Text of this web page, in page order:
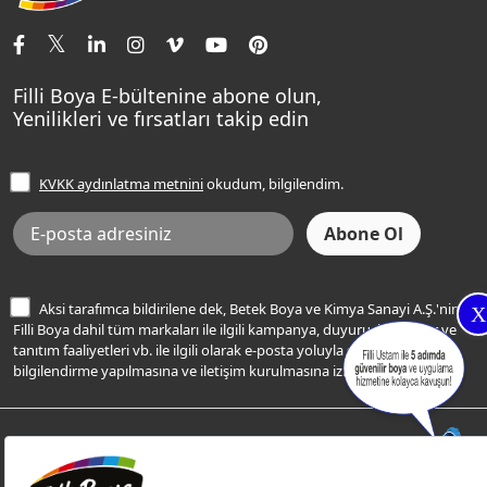
X
Tavan Boyaları
Ev Bakım ve Hobi Boyaları
Yatak Odası Renkleri
Sentomaxx Sentetik Boya
Sentomaxx İpeksi Mat
Momento Life
Şampanya Rengi
Açık Mavi Rengi
Frezya Rengi
İletişim Bilgilerimiz
Renk Danışma
Filli Ustam
Sıkça Sorulan Sorular
Ücretsiz Yalıtım Keşif Hizmeti
Bilgi Toplumu Hizmetleri
İnternet Sitesi Kullanım Koşulları
KVKK Talep Formu
KVKK Aydınlatma Metni
Filli Boya E-bültenine abone olun,
Yenilikleri ve fırsatları takip edin
KVKK aydınlatma metniniokudum, bilgilendim.
Aksi tarafımca bildirilene dek, Betek Boya ve Kimya Sanayi A.Ş.'nin
Filli Boya dahil tüm markaları ile ilgili kampanya, duyuru, hizmetler ve
tanıtım faaliyetleri vb. ile ilgili olarak e-posta yoluyla şahsıma
bilgilendirme yapılmasına ve iletişim kurulmasına izin veriyorum.